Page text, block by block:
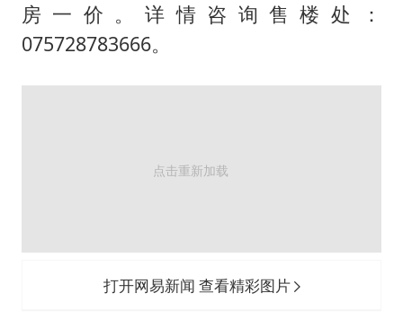
杭州全市有序停课
乐享全民健身 共筑健康中国
房一价。详情咨询售楼处：
075728783666。
打开网易新闻 查看精彩图片